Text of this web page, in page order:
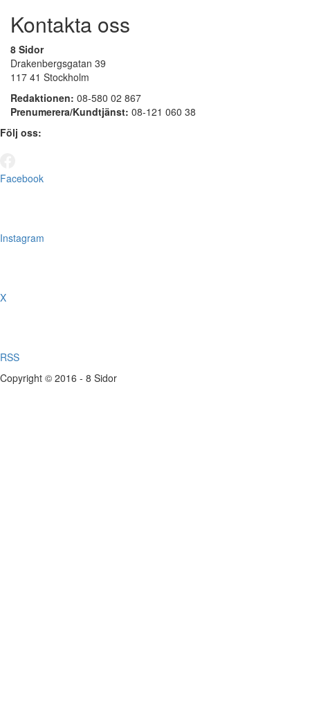
Kontakta oss
8 Sidor
Drakenbergsgatan 39
117 41 Stockholm
Redaktionen: 08-580 02 867
Prenumerera/Kundtjänst: 08-121 060 38
Följ oss:
Facebook
Instagram
X
RSS
Copyright © 2016 - 8 Sidor